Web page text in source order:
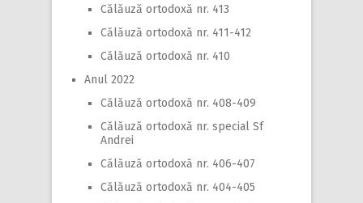
Călăuză ortodoxă nr. 413
Călăuză ortodoxă nr. 411-412
Călăuză ortodoxă nr. 410
Anul 2022
Călăuză ortodoxă nr. 408-409
Călăuză ortodoxă nr. special Sf
Andrei
Călăuză ortodoxă nr. 406-407
Călăuză ortodoxă nr. 404-405